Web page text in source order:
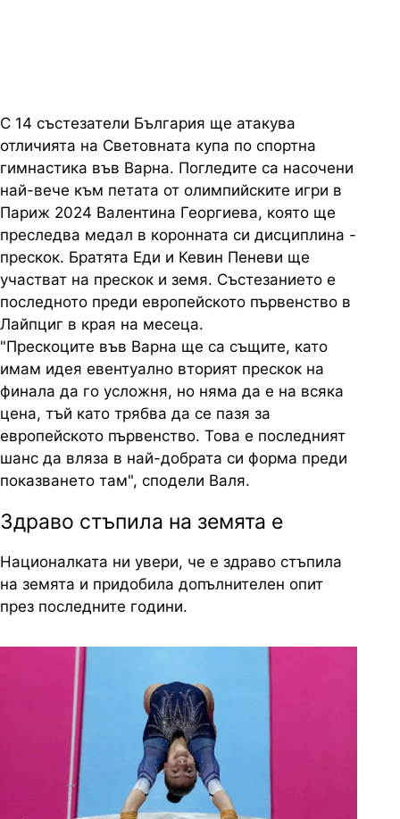
С 14 състезатели България ще атакува
отличията на Световната купа по спортна
гимнастика във Варна. Погледите са насочени
най-вече към петата от олимпийските игри в
Париж 2024 Валентина Георгиева, която ще
преследва медал в коронната си дисциплина -
прескок. Братята Еди и Кевин Пеневи ще
участват на прескок и земя. Състезанието е
последното преди европейското първенство в
Лайпциг в края на месеца.
"Прескоците във Варна ще са същите, като
имам идея евентуално вторият прескок на
финала да го усложня, но няма да е на всяка
цена, тъй като трябва да се пазя за
европейското първенство. Това е последният
шанс да вляза в най-добрата си форма преди
показването там", сподели Валя.
Здраво стъпила на земята е
Националката ни увери, че е здраво стъпила
на земята и придобила допълнителен опит
през последните години.